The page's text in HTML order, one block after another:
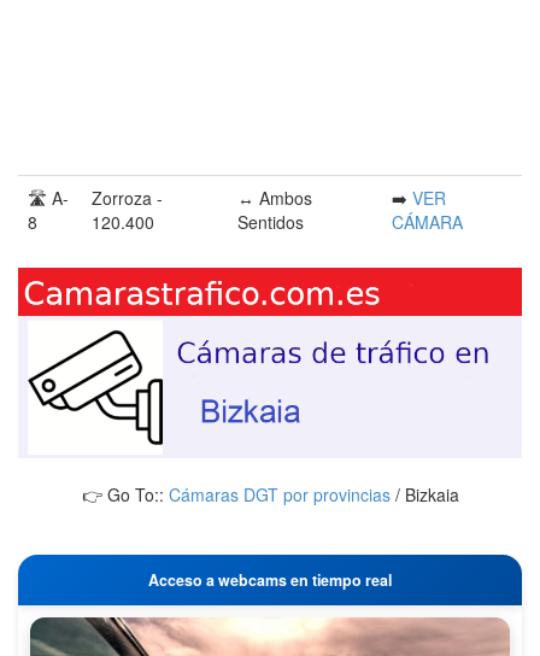
🛣️ A-
8
Zorroza -
120.400
↔️ Ambos
Sentidos
➡️ VER
CÁMARA
👉 Go To:: Cámaras DGT por provincias/ Bizkaia
Acceso a webcams en tiempo real